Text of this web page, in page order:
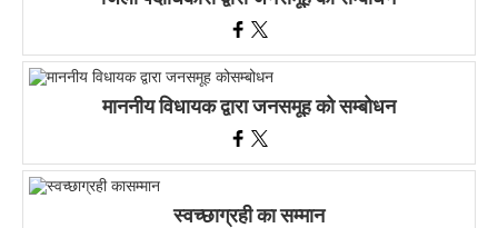
माननीय विधायक द्वारा जनसमूह को सम्बोधन
स्वच्छाग्रही का सम्मान